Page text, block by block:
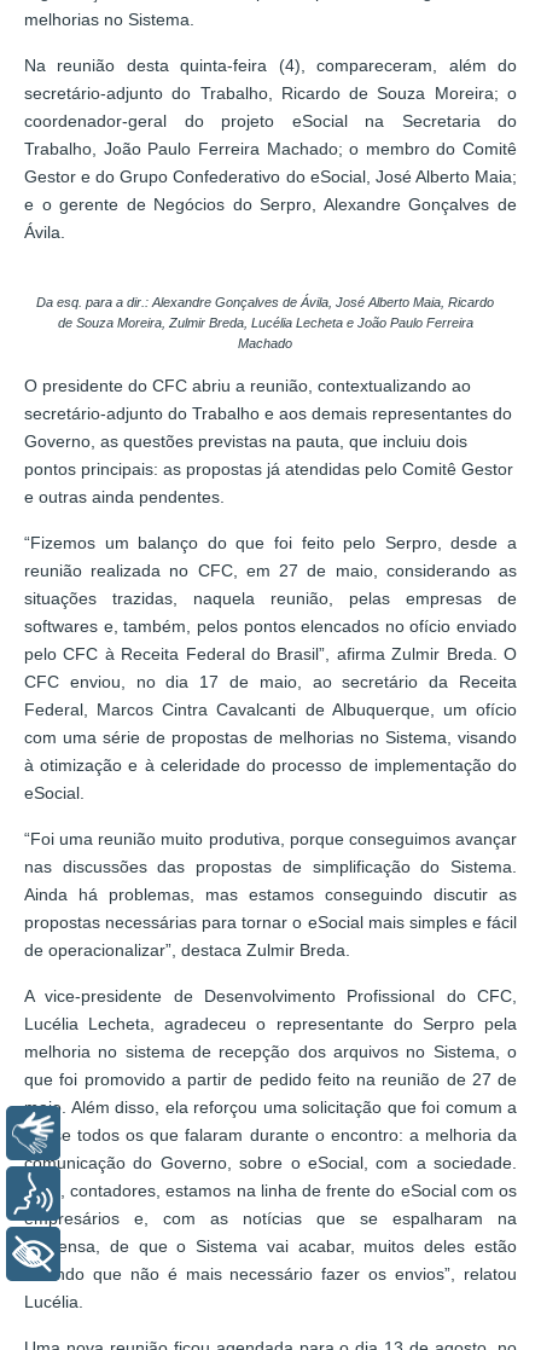
melhorias no Sistema.
Na reunião desta quinta-feira (4), compareceram, além do
secretário-adjunto do Trabalho, Ricardo de Souza Moreira; o
coordenador-geral do projeto eSocial na Secretaria do
Trabalho, João Paulo Ferreira Machado; o membro do Comitê
Gestor e do Grupo Confederativo do eSocial, José Alberto Maia;
e o gerente de Negócios do Serpro, Alexandre Gonçalves de
Ávila.
Da esq. para a dir.: Alexandre Gonçalves de Ávila, José Alberto Maia, Ricardo
de Souza Moreira, Zulmir Breda, Lucélia Lecheta e João Paulo Ferreira
Machado
O presidente do CFC abriu a reunião, contextualizando ao
secretário-adjunto do Trabalho e aos demais representantes do
Governo, as questões previstas na pauta, que incluiu dois
pontos principais: as propostas já atendidas pelo Comitê Gestor
e outras ainda pendentes.
“Fizemos um balanço do que foi feito pelo Serpro, desde a
reunião realizada no CFC, em 27 de maio, considerando as
situações trazidas, naquela reunião, pelas empresas de
softwares e, também, pelos pontos elencados no ofício enviado
pelo CFC à Receita Federal do Brasil”, afirma Zulmir Breda. O
CFC enviou, no dia 17 de maio, ao secretário da Receita
Federal, Marcos Cintra Cavalcanti de Albuquerque, um ofício
com uma série de propostas de melhorias no Sistema, visando
à otimização e à celeridade do processo de implementação do
eSocial.
“Foi uma reunião muito produtiva, porque conseguimos avançar
nas discussões das propostas de simplificação do Sistema.
Ainda há problemas, mas estamos conseguindo discutir as
propostas necessárias para tornar o eSocial mais simples e fácil
de operacionalizar”, destaca Zulmir Breda.
A vice-presidente de Desenvolvimento Profissional do CFC,
Lucélia Lecheta, agradeceu o representante do Serpro pela
melhoria no sistema de recepção dos arquivos no Sistema, o
que foi promovido a partir de pedido feito na reunião de 27 de
maio. Além disso, ela reforçou uma solicitação que foi comum a
quase todos os que falaram durante o encontro: a melhoria da
comunicação do Governo, sobre o eSocial, com a sociedade.
“Nós, contadores, estamos na linha de frente do eSocial com os
empresários e, com as notícias que se espalharam na
imprensa, de que o Sistema vai acabar, muitos deles estão
dizendo que não é mais necessário fazer os envios”, relatou
Lucélia.
Libras
Voz
+ Acessibilidade